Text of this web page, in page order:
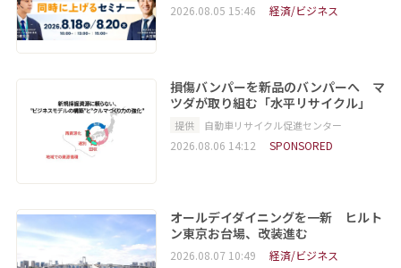
2026.08.05 15:46 経済/ビジネス
損傷バンパーを新品のバンパーへ マ
ツダが取り組む「水平リサイクル」
提供 自動車リサイクル促進センター
2026.08.06 14:12 SPONSORED
オールデイダイニングを一新 ヒルト
ン東京お台場、改装進む
2026.08.07 10:49 経済/ビジネス